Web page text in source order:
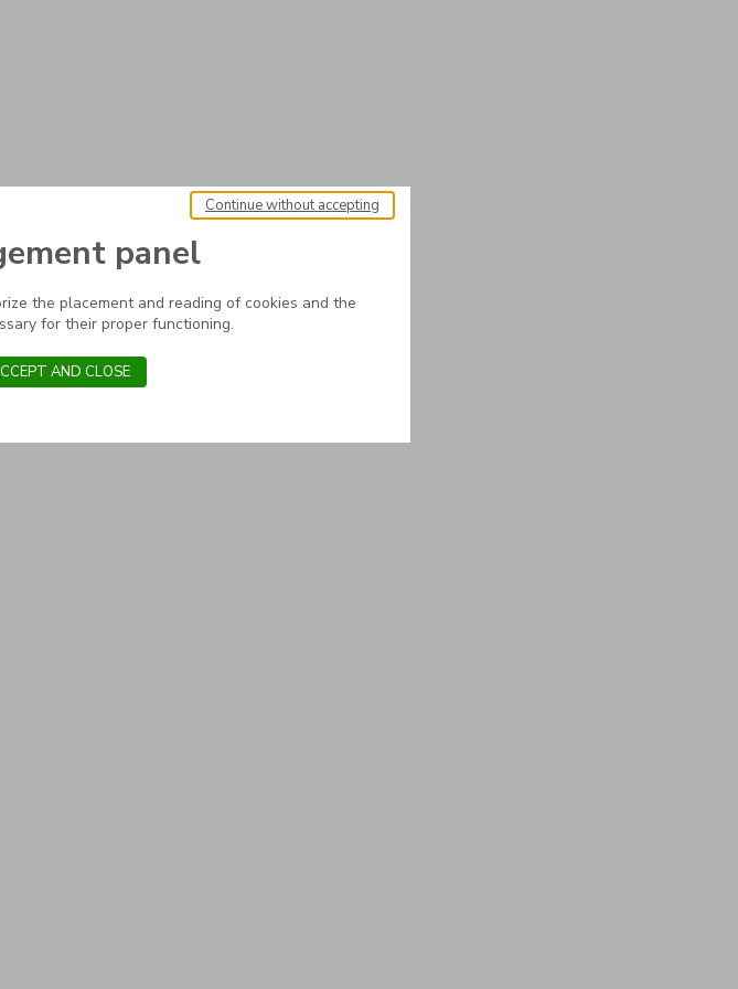
panel
the placement and reading of cookies and the
for their proper functioning.
Continue without accepting
AND CLOSE